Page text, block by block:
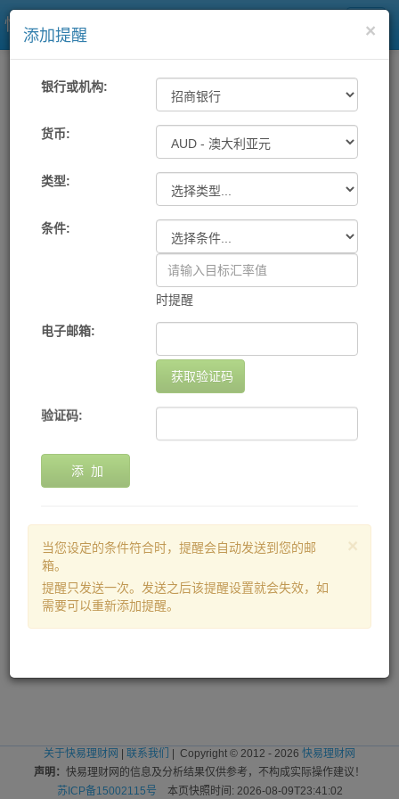
快易理财网
一站式汇率 工具 汇率提醒
各大银行及中国银联汇率提醒
机构 提醒条件 提醒方式 删除
×
添加提醒
银行或机构:
货币:
类型:
条件:
时提醒
电子邮箱:
获取验证码
验证码:
添 加
×
当您设定的条件符合时，提醒会自动发送到您的邮
箱。
提醒只发送一次。发送之后该提醒设置就会失效，如
需要可以重新添加提醒。
关于快易理财网 联系我们 | Copyright © 2012 - 2026 快易理财网
声明： 快易理财网的信息及分析结果仅供参考，不构成实际操作建议！
苏ICP备15002115号 本页快照时间: 2026-08-09T23:41:02